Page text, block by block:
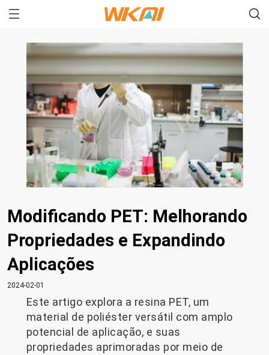
Modificando PET: Melhorando
Propriedades e Expandindo
Aplicações
2024-02-01
Este artigo explora a resina PET, um
material de poliéster versátil com amplo
potencial de aplicação, e suas
propriedades aprimoradas por meio de